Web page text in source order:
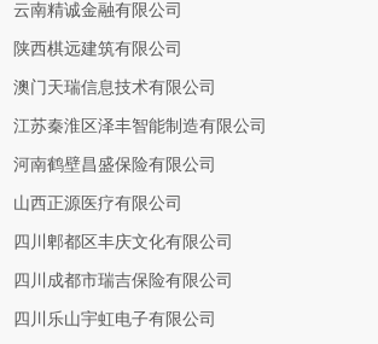
云南精诚金融有限公司
陕西棋远建筑有限公司
澳门天瑞信息技术有限公司
江苏秦淮区泽丰智能制造有限公司
河南鹤壁昌盛保险有限公司
山西正源医疗有限公司
四川郫都区丰庆文化有限公司
四川成都市瑞吉保险有限公司
四川乐山宇虹电子有限公司